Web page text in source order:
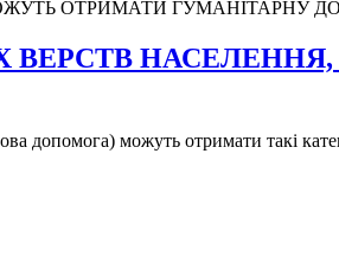
допомога) можуть отримати такі